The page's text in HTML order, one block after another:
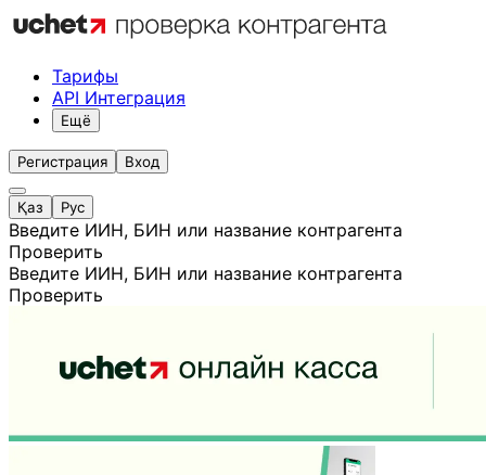
Тарифы
API Интеграция
Ещё
Регистрация Вход
Қаз Рус
Введите ИИН, БИН или название контрагента
Проверить
Введите ИИН, БИН или название контрагента
Проверить